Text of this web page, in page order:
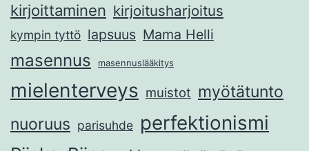
kirjoittaminen kirjoitusharjoitus
kympin tyttö lapsuus Mama Helli
masennus masennuslääkitys
mielenterveys muistot myötätunto
nuoruus parisuhde perfektionismi